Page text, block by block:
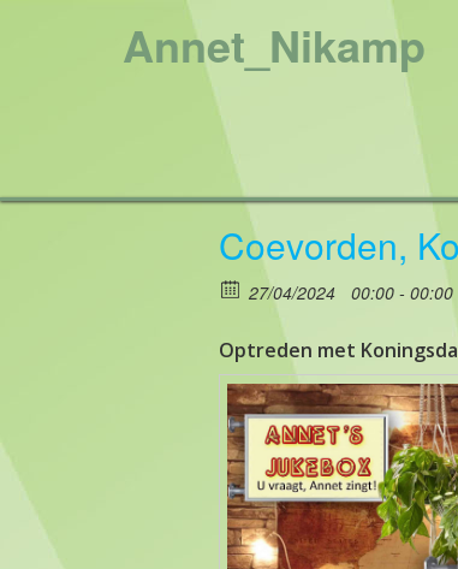
Annet_Nikamp
Coevorden,
27/04/2024 00:00 - 00:00
Optreden met